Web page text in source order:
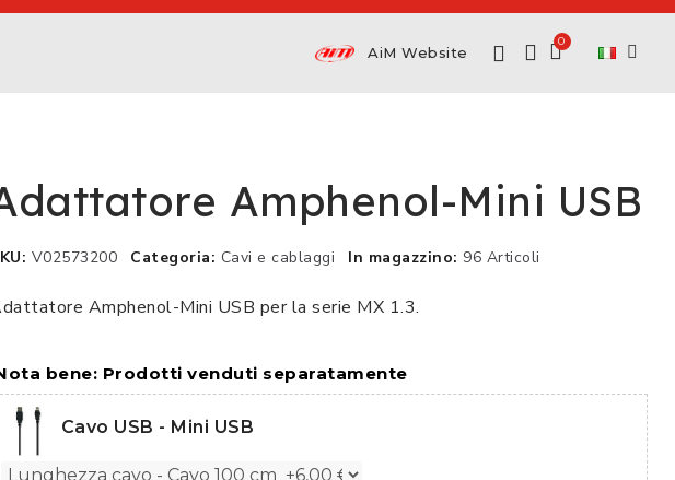
AiM Website
Amphenol-Mini USB
V02573200 Categoria Cavi e cablaggi In magazzino 96 Articoli
Amphenol-Mini USB per la serie MX 1.3.
bene: Prodotti venduti separatamente
Cavo USB - Mini USB